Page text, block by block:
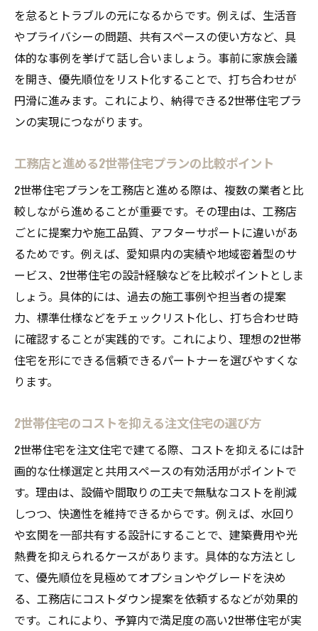
を怠るとトラブルの元になるからです。例えば、生活音
やプライバシーの問題、共有スペースの使い方など、具
体的な事例を挙げて話し合いましょう。事前に家族会議
を開き、優先順位をリスト化することで、打ち合わせが
円滑に進みます。これにより、納得できる2世帯住宅プラ
ンの実現につながります。
工務店と進める2世帯住宅プランの比較ポイント
2世帯住宅プランを工務店と進める際は、複数の業者と比
較しながら進めることが重要です。その理由は、工務店
ごとに提案力や施工品質、アフターサポートに違いがあ
るためです。例えば、愛知県内の実績や地域密着型のサ
ービス、2世帯住宅の設計経験などを比較ポイントとしま
しょう。具体的には、過去の施工事例や担当者の提案
力、標準仕様などをチェックリスト化し、打ち合わせ時
に確認することが実践的です。これにより、理想の2世帯
住宅を形にできる信頼できるパートナーを選びやすくな
ります。
2世帯住宅のコストを抑える注文住宅の選び方
2世帯住宅を注文住宅で建てる際、コストを抑えるには計
画的な仕様選定と共用スペースの有効活用がポイントで
す。理由は、設備や間取りの工夫で無駄なコストを削減
しつつ、快適性を維持できるからです。例えば、水回り
や玄関を一部共有する設計にすることで、建築費用や光
熱費を抑えられるケースがあります。具体的な方法とし
て、優先順位を見極めてオプションやグレードを決め
る、工務店にコストダウン提案を依頼するなどが効果的
です。これにより、予算内で満足度の高い2世帯住宅が実